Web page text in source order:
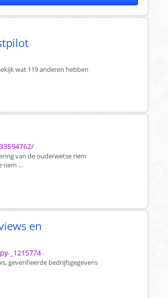
wat 119 anderen hebben
van de ouderwetse riem
riem ...
en
_1215774
geverifieerde bedrijfsgegevens